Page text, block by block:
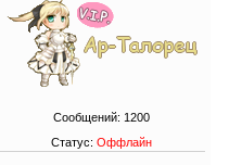
Сообщений: 1200
Статус:Оффлайн